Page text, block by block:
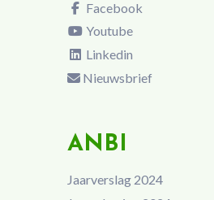
Facebook
Youtube
Linkedin
Nieuwsbrief
ANBI
Jaarverslag 2024